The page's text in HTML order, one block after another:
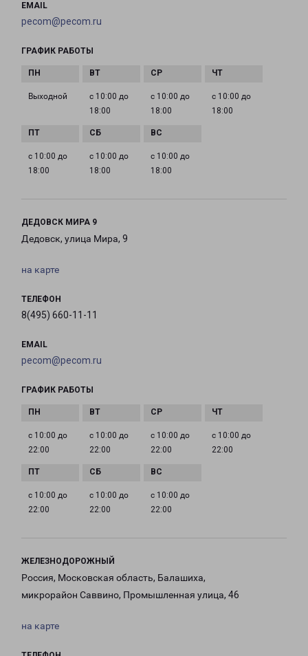
EMAIL
pecom@pecom.ru
ГРАФИК РАБОТЫ
Выходной
с 10:00 до
18:00
с 10:00 до
18:00
с 10:00 до
18:00
с 10:00 до
18:00
с 10:00 до
18:00
с 10:00 до
18:00
ДЕДОВСК МИРА 9
Дедовск, улица Мира, 9
на карте
ТЕЛЕФОН
8(495) 660-11-11
EMAIL
pecom@pecom.ru
ГРАФИК РАБОТЫ
с 10:00 до
22:00
с 10:00 до
22:00
с 10:00 до
22:00
с 10:00 до
22:00
с 10:00 до
22:00
с 10:00 до
22:00
с 10:00 до
22:00
ЖЕЛЕЗНОДОРОЖНЫЙ
Россия, Московская область, Балашиха,
микрорайон Саввино, Промышленная улица, 46
на карте